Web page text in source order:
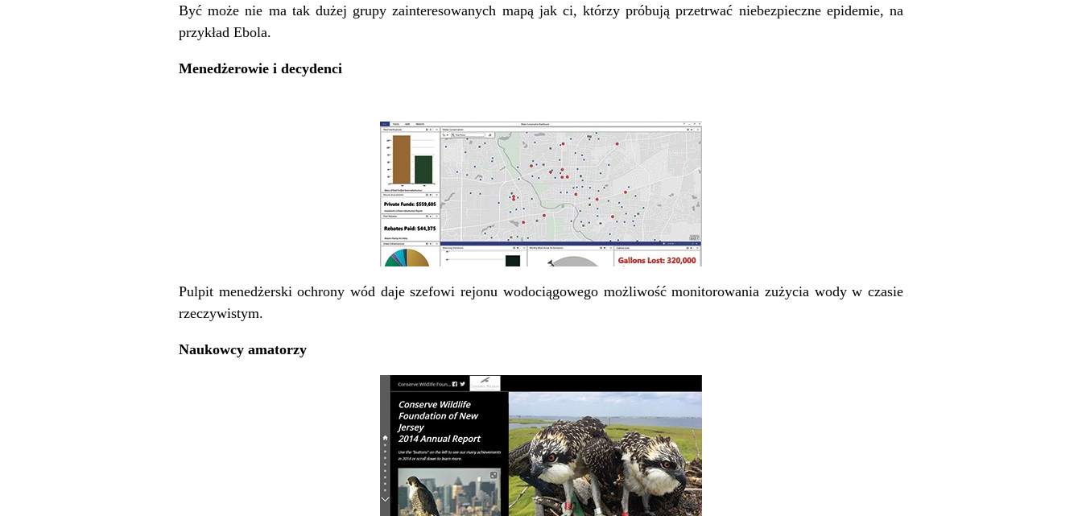
Być może nie ma tak dużej grupy zainteresowanych mapą jak ci, którzy próbują przetrwać niebezpieczne epidemie, na
przykład Ebola.
Menedżerowie i decydenci
Pulpit menedżerski ochrony wód daje szefowi rejonu wodociągowego możliwość monitorowania zużycia wody w czasie
rzeczywistym.
Naukowcy amatorzy